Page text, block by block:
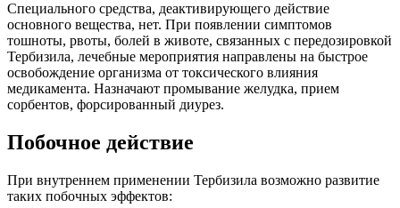
Специального средства, деактивирующего действие
основного вещества, нет. При появлении симптомов
тошноты, рвоты, болей в животе, связанных с передозировкой
Тербизила, лечебные мероприятия направлены на быстрое
освобождение организма от токсического влияния
медикамента. Назначают промывание желудка, прием
сорбентов, форсированный диурез.
Побочное действие
При внутреннем применении Тербизила возможно развитие
таких побочных эффектов: